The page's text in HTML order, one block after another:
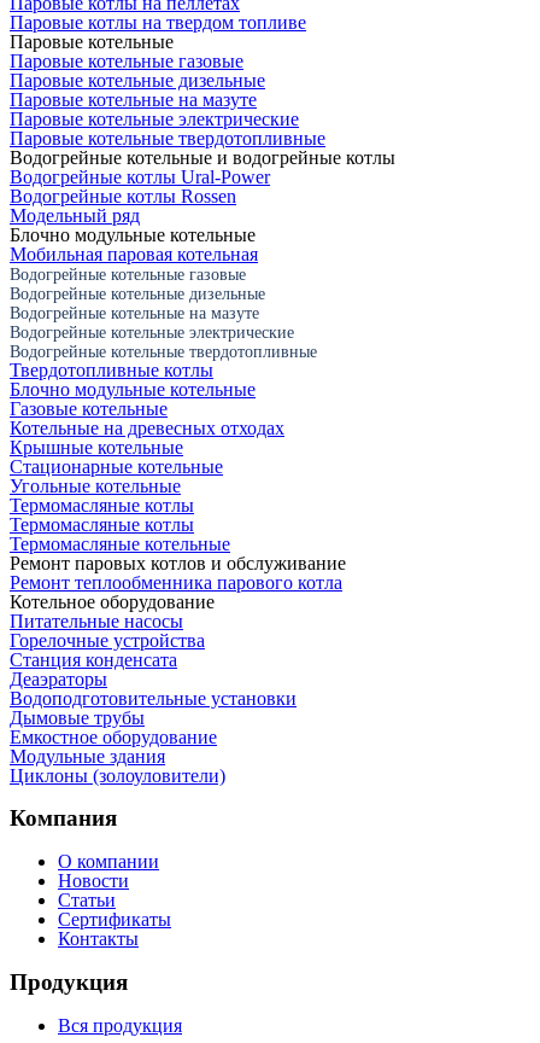
Паровые котлы на твердом топливе
Паровые котельные
Паровые котельные газовые
Паровые котельные дизельные
Паровые котельные на мазуте
Паровые котельные электрические
Паровые котельные твердотопливные
Водогрейные котельные и водогрейные котлы
Водогрейные котлы Ural-Power
Водогрейные котлы Rossen
Модельный ряд
Блочно модульные котельные
Мобильная паровая котельная
Водогрейные котельные газовые
Водогрейные котельные дизельные
Водогрейные котельные на мазуте
Водогрейные котельные электрические
Водогрейные котельные твердотопливные
Твердотопливные котлы
Блочно модульные котельные
Газовые котельные
Котельные на древесных отходах
Крышные котельные
Стационарные котельные
Угольные котельные
Термомасляные котлы
Термомасляные котлы
Термомасляные котельные
Ремонт паровых котлов и обслуживание
Ремонт теплообменника парового котла
Котельное оборудование
Питательные насосы
Горелочные устройства
Станция конденсата
Деаэраторы
Водоподготовительные установки
Дымовые трубы
Емкостное оборудование
Mодульные здания
Циклоны (золоуловители)
Компания
О компании
Новости
Статьи
Сертификаты
Контакты
Продукция
Вся продукция